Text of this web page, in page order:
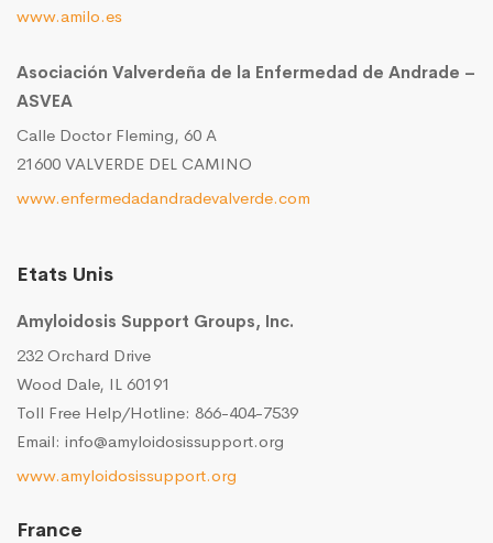
www.amilo.es
Asociación Valverdeña de la Enfermedad de Andrade –
ASVEA
Calle Doctor Fleming, 60 A
21600 VALVERDE DEL CAMINO
www.enfermedadandradevalverde.com
Etats Unis
Amyloidosis Support Groups, Inc.
232 Orchard Drive
Wood Dale, IL 60191
Toll Free Help/Hotline: 866-404-7539
Email: info@amyloidosissupport.org
www.amyloidosissupport.org
France